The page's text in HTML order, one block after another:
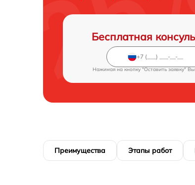
Бесплатная
Нажимая на кнопку "Оставить заявку"
Преимущества Этапы работ